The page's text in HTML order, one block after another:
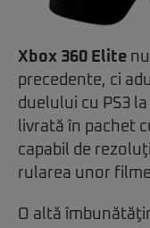
Xbox 360 Elite
precedente, ci
duelului cu PS3
livrată în pachet
capabil de
rularea unor
O altă